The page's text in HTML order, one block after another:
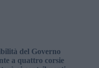
del Governo
a quattro corsie